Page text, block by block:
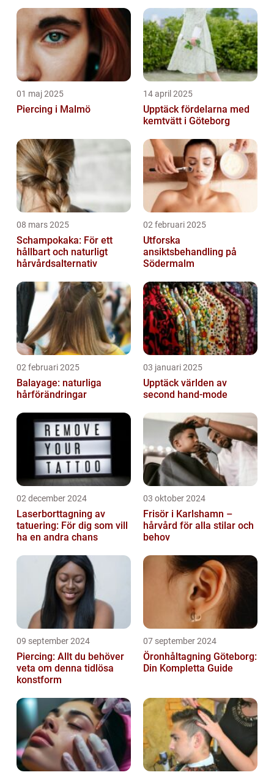
01 maj 2025
Piercing i Malmö
14 april 2025
Upptäck fördelarna med
kemtvätt i Göteborg
08 mars 2025
Schampokaka: För ett
hållbart och naturligt
hårvårdsalternativ
02 februari 2025
Utforska
ansiktsbehandling på
Södermalm
02 februari 2025
Balayage: naturliga
hårförändringar
03 januari 2025
Upptäck världen av
second hand-mode
02 december 2024
Laserborttagning av
tatuering: För dig som vill
ha en andra chans
03 oktober 2024
Frisör i Karlshamn –
hårvård för alla stilar och
behov
09 september 2024
Piercing: Allt du behöver
veta om denna tidlösa
konstform
07 september 2024
Öronhåltagning Göteborg:
Din Kompletta Guide